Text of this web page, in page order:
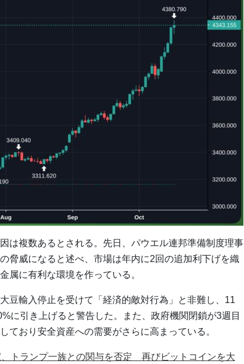
は複数あるとされる。先日、パウエル連邦準備制度理事
脅威になると述べ、市場は年内に2回の追加利下げを織
属に有利な環境を作っている。
豆輸入停止を受けて「経済的敵対行為」と非難し、11
に引き上げると警告した。また、政府機関閉鎖が3週目
ており安全資産への需要がさらに高まっている。
トランプ一族との関与を否定 再びビットコインを大